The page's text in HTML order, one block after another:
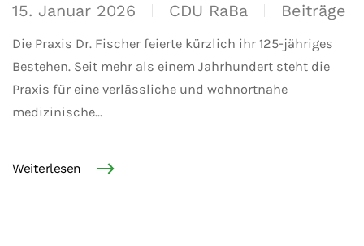
15. Januar 2026 CDU RaBa Beiträge
Die Praxis Dr. Fischer feierte kürzlich ihr 125-jähriges
Bestehen. Seit mehr als einem Jahrhundert steht die
Praxis für eine verlässliche und wohnortnahe
medizinische...
Weiterlesen